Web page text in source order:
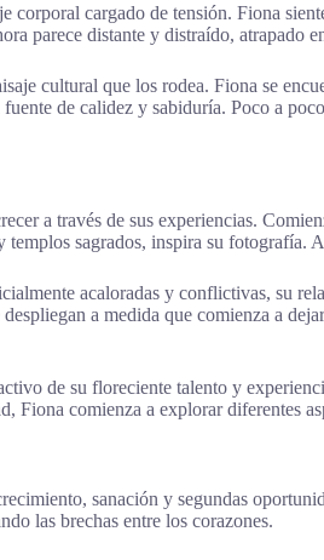
corporal cargado de tensión. Fiona
parece distante y distraído,
cultural que los rodea. Fiona se
de calidez y sabiduría. Poco a
a través de sus experiencias.
sagrados, inspira su fotografía.
acaloradas y conflictivas, su
a medida que comienza a
de su floreciente talento y
Fiona comienza a explorar diferentes
sanación y segundas
las brechas entre los corazones.